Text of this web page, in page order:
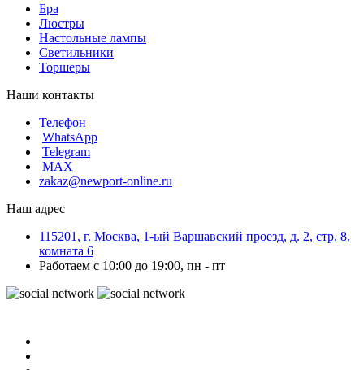
Бра
Люстры
Настольные лампы
Светильники
Торшеры
Наши контакты
Телефон
WhatsApp
Telegram
MAX
zakaz@newport-online.ru
Наш адрес
115201, г. Москва, 1-ый Варшавский проезд, д. 2, стр. 8,
комната 6
Работаем с 10:00 до 19:00, пн - пт